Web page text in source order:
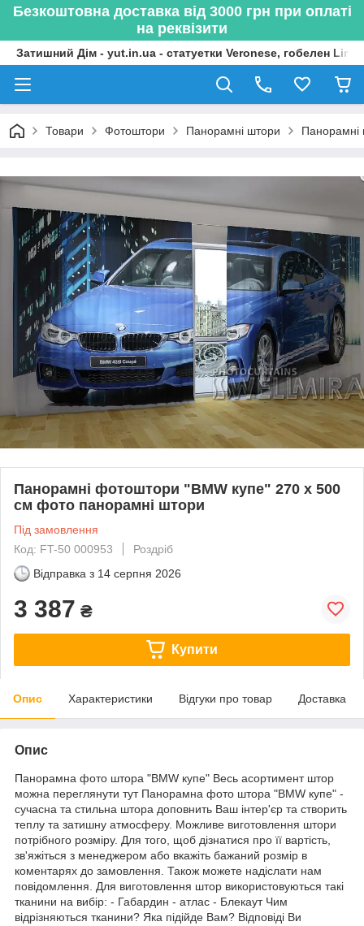
Безкоштовна доставка від 3000 грн при оплаті
на реквізити
Затишний Дім - yut.in.ua - статуетки Veronese, гобелен
Товари Фотоштори Панорамні штори Панорамні
Панорамні фотоштори "BMW купе" 270 х 500
см фото панорамні штори
Під замовлення
Код: FT-50 000953
Роздріб
Відправка з 14 серпня 2026
3 387 ₴
Купити
Опис Характеристики Відгуки про товар Доставка
Опис
Панорамна фото штора "BMW купе" Весь асортимент штор
можна переглянути тут Панорамна фото штора "BMW купе" -
сучасна та стильна штора доповнить Ваш інтер'єр та створить
теплу та затишну атмосферу. Можливе виготовлення штори
потрібного розміру. Для того, щоб дізнатися про її вартість,
зв'яжіться з менеджером або вкажіть бажаний розмір в
коментарях до замовлення. Також можете надіслати нам
повідомлення. Для виготовлення штор використовуються такі
тканини на вибір: - Габардин - атлас - Блекаут Чим
відрізняються тканини? Яка підійде Вам? Відповіді Ви